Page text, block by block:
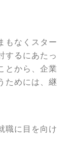
もなくスター
するにあたっ
とから、企業
ためには、継
職に目を向け